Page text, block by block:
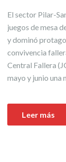
El sector Pilar-
juegos de mesa
y dominó
convivencia
Central Fallera
mayo y junio una
Leer más